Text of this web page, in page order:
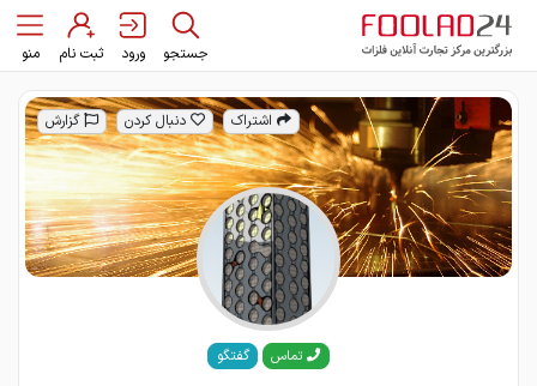
جستجو ورود ثبت نام منو
اشتراک دنبال کردن گزارش
تماس گفتگو